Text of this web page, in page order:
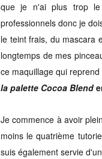
que je n'ai plus trop le
professionnels donc je
le teint frais, du mascara
longtemps de mes
ce maquillage qui
la palette Cocoa Blend
Je commence à avoir
moins le quatrième
suis également servie